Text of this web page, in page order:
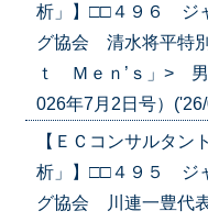
析」】□□４９６ ジ
グ協会 清水将平特
ｔ Ｍｅｎ’ｓ」> 男
026年7月2日号）
【ＥＣコンサルタン
析」】□□４９５ ジ
グ協会 川連一豊代